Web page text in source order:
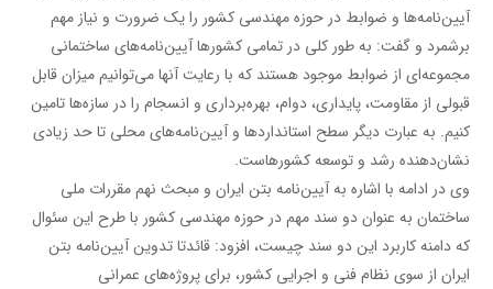
آیین‌نامه‌ها و ضوابط در حوزه مهندسی کشور را یک ضرورت و نیاز مهم
برشمرد و گفت: به طور کلی در تمامی کشورها آیین‌نامه‌های ساختمانی
مجموعه‌ای از ضوابط موجود هستند که با رعایت آنها می‌توانیم میزان قابل
قبولی از مقاومت، پایداری، دوام، بهره‌برداری و انسجام را در سازه‌ها تامین
کنیم. به عبارت دیگر سطح استانداردها و آیین‌نامه‌های محلی تا حد زیادی
نشان‌دهنده رشد و توسعه کشورهاست.
وی در ادامه با اشاره به آیین‌نامه بتن ایران و مبحث نهم مقررات ملی
ساختمان به عنوان دو سند مهم در حوزه مهندسی کشور با طرح این سئوال
که دامنه کاربرد این دو سند چیست، افزود: قائدتا تدوین آیین‌نامه بتن
ایران از سوی نظام فنی و اجرایی کشور، برای پروژه‌های عمرانی